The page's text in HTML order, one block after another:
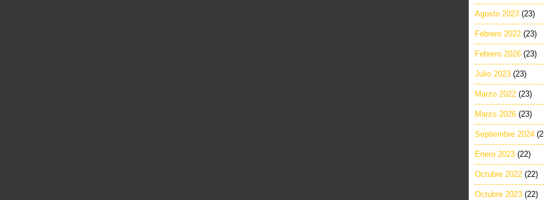
Agosto 2023 (23)
Febrero 2022 (23)
Febrero 2026 (23)
Julio 2023 (23)
Marzo 2022 (23)
Marzo 2026 (23)
Septiembre 2024
Enero 2023 (22)
Octubre 2022 (22)
Octubre 2023 (22)